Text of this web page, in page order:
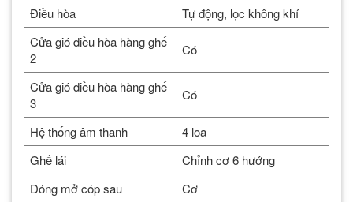
Điều hòa
Tự động, lọc không khí
Cửa gió điều hòa hàng ghế
2
Có
Cửa gió điều hòa hàng ghế
3
Có
Hệ thống âm thanh
4 loa
Ghế lái
Chỉnh cơ 6 hướng
Đóng mở cóp sau
Cơ